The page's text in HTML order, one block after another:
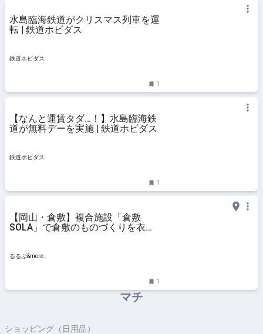
水島臨海鉄道がクリスマス列車を運
転 | 鉄道ホビダス
鉄道ホビダス
1
【なんと運賃タダ…！】水島臨海鉄
道が無料デーを実施 | 鉄道ホビダス
鉄道ホビダス
1
【岡山・倉敷】複合施設「倉敷
SOLA」で倉敷のものづくりを衣食
るるぶ&more.
1
マチ
ショッピング（日用品）